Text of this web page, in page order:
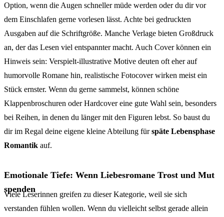
Option, wenn die Augen schneller müde werden oder du dir vor
dem Einschlafen gerne vorlesen lässt. Achte bei gedruckten
Ausgaben auf die Schriftgröße. Manche Verlage bieten Großdruck
an, der das Lesen viel entspannter macht. Auch Cover können ein
Hinweis sein: Verspielt-illustrative Motive deuten oft eher auf
humorvolle Romane hin, realistische Fotocover wirken meist ein
Stück ernster. Wenn du gerne sammelst, können schöne
Klappenbroschuren oder Hardcover eine gute Wahl sein, besonders
bei Reihen, in denen du länger mit den Figuren lebst. So baust du
dir im Regal deine eigene kleine Abteilung fürspäte Lebensphase
Romantik auf.
Emotionale Tiefe: Wenn Liebesromane Trost und Mut
spenden
Viele Leserinnen greifen zu dieser Kategorie, weil sie sich
verstanden fühlen wollen. Wenn du vielleicht selbst gerade allein